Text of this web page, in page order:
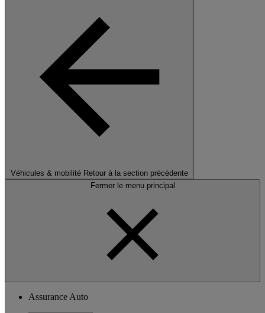
Véhicules & mobilité Retour à la section précédente
Fermer le menu principal
Assurance Auto